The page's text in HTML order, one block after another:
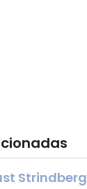
Strindberg